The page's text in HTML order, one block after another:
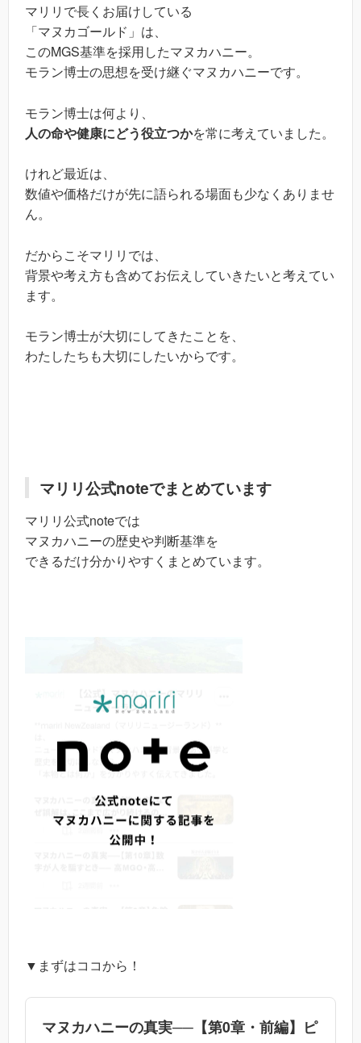
マリリで長くお届けしている
「マヌカゴールド」は、
このMGS基準を採用したマヌカハニー。
モラン博士の思想を受け継ぐマヌカハニーです。
モラン博士は何より、
人の命や健康にどう役立つかを常に考えていました。
けれど最近は、
数値や価格だけが先に語られる場面も少なくありませ
ん。
だからこそマリリでは、
背景や考え方も含めてお伝えしていきたいと考えてい
ます。
モラン博士が大切にしてきたことを、
わたしたちも大切にしたいからです。
マリリ公式noteでまとめています
マリリ公式noteでは
マヌカハニーの歴史や判断基準を
できるだけ分かりやすくまとめています。
▼まずはココから！
マヌカハニーの真実──【第0章・前編】ピ